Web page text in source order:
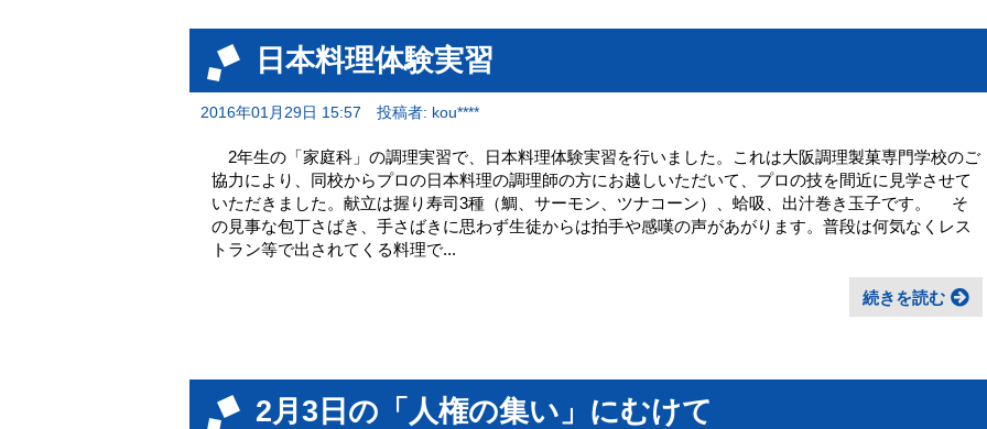
日本料理体験実習
2016年01月29日 15:57 投稿者: kou****
2年生の「家庭科」の調理実習で、日本料理体験実習を行いました。これは大阪調理製菓専門学校のご
協力により、同校からプロの日本料理の調理師の方にお越しいただいて、プロの技を間近に見学させて
いただきました。献立は握り寿司3種（鯛、サーモン、ツナコーン）、蛤吸、出汁巻き玉子です。 そ
の見事な包丁さばき、手さばきに思わず生徒からは拍手や感嘆の声があがります。普段は何気なくレス
トラン等で出されてくる料理で...
続きを読む
2月3日の「人権の集い」にむけて